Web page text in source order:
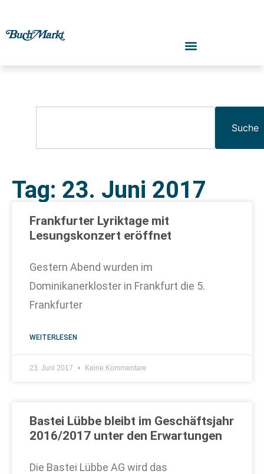
Suche
Tag: 23. Juni 2017
Frankfurter Lyriktage mit
Lesungskonzert eröffnet
Gestern Abend wurden im
Dominikanerkloster in Frankfurt die 5.
Frankfurter
WEITERLESEN
23. Juni 2017 Keine Kommentare
Bastei Lübbe bleibt im Geschäftsjahr
2016/2017 unter den Erwartungen
Die Bastei Lübbe AG wird das